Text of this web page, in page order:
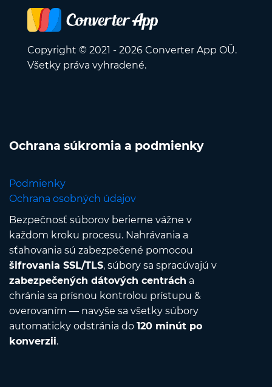
Copyright © 2021 - 2026 Converter App OÜ.
Všetky práva vyhradené.
Ochrana súkromia a podmienky
Podmienky
Ochrana osobných údajov
Bezpečnosť súborov berieme vážne v
každom kroku procesu. Nahrávania a
sťahovania sú zabezpečené pomocou
šifrovania SSL/TLS, súbory sa spracúvajú v
zabezpečených dátových centrách a
chránia sa prísnou kontrolou prístupu &
overovaním — navyše sa všetky súbory
automaticky odstránia do 120 minút po
konverzii.